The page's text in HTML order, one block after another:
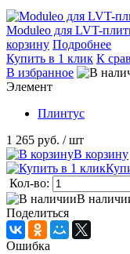
Moduleo для LVT-
корзину Подробнее
Купить в 1 клик К
В избранное
Элемент
Плинтус
1 265 руб. / шт
В корзину
Кол-во:
В
Поделиться
Ошибка